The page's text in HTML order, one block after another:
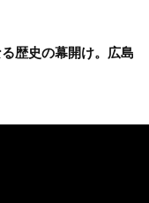
る歴史の幕開け。広島